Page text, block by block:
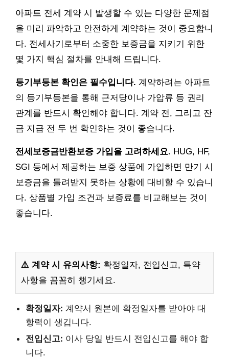
아파트 전세 계약 시 발생할 수 있는 다양한 문제점
을 미리 파악하고 안전하게 계약하는 것이 중요합니
다. 전세사기로부터 소중한 보증금을 지키기 위한
몇 가지 핵심 절차를 안내해 드립니다.
등기부등본 확인은 필수입니다. 계약하려는 아파트
의 등기부등본을 통해 근저당이나 가압류 등 권리
관계를 반드시 확인해야 합니다. 계약 전, 그리고 잔
금 지급 전 두 번 확인하는 것이 좋습니다.
전세보증금반환보증 가입을 고려하세요. HUG, HF,
SGI 등에서 제공하는 보증 상품에 가입하면 만기 시
보증금을 돌려받지 못하는 상황에 대비할 수 있습니
다. 상품별 가입 조건과 보증료를 비교해보는 것이
좋습니다.
⚠️ 계약 시 유의사항: 확정일자, 전입신고, 특약
사항을 꼼꼼히 챙기세요.
확정일자: 계약서 원본에 확정일자를 받아야 대
항력이 생깁니다.
전입신고: 이사 당일 반드시 전입신고를 해야 합
니다.